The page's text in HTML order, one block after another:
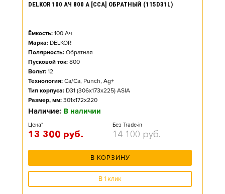
DELKOR 100 АЧ 800 А [CCA] ОБРАТНЫЙ (115D31L)
Ёмкость: 100 Ач
Марка: DELKOR
Полярность: Обратная
Пусковой ток: 800
Вольт: 12
Технология: Ca/Ca, Punch, Ag+
Тип корпуса: D31 (306x173x225) ASIA
Размер, мм: 301x172x220
Наличие: В наличии
Цена*
13 300 руб.
Без Trade-in
14 100 руб.
В КОРЗИНУ
В 1 клик